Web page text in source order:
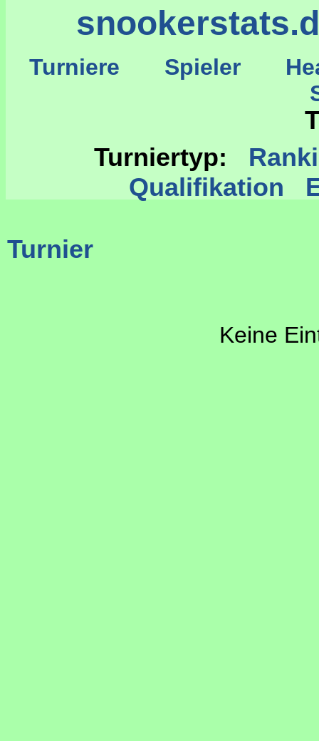
Turniere Spieler
Turniertyp:
Qualifikation
Turnier
Keine